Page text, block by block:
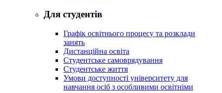
Для студентів
Графік освітнього процесу та розклади
занять
Дистанційна освіта
Студентське самоврядування
Студентське життя
Умови доступності університету для
навчання осіб з особливими освітніми